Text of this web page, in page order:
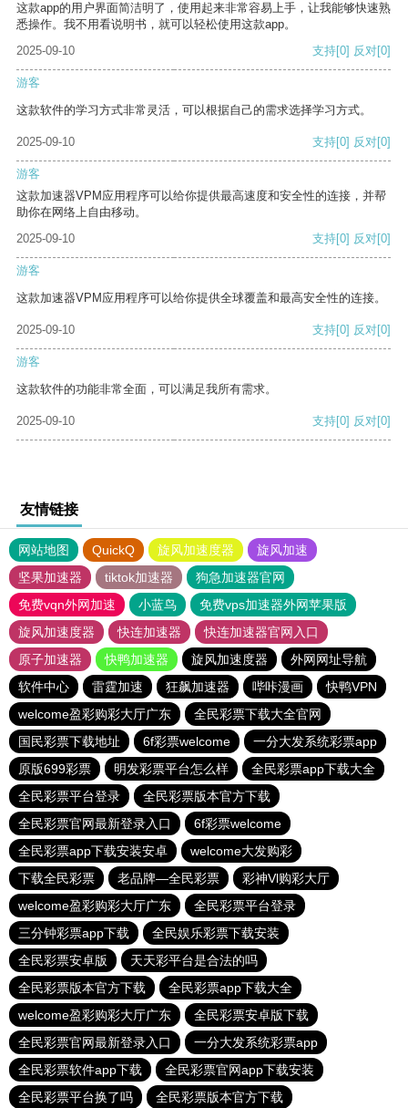
这款app的用户界面简洁明了，使用起来非常容易上手，让我能够快速熟
悉操作。我不用看说明书，就可以轻松使用这款app。
2025-09-10
支持[0] 反对[0]
游客
这款软件的学习方式非常灵活，可以根据自己的需求选择学习方式。
2025-09-10 支持[0] 反对[0]
游客
这款加速器VPM应用程序可以给你提供最高速度和安全性的连接，并帮
助你在网络上自由移动。
2025-09-10
支持[0] 反对[0]
游客
这款加速器VPM应用程序可以给你提供全球覆盖和最高安全性的连接。
2025-09-10 支持[0] 反对[0]
游客
这款软件的功能非常全面，可以满足我所有需求。
2025-09-10 支持[0] 反对[0]
友情链接
网站地图 QuickQ 旋风加速度器
旋风加速
坚果加速器
tiktok加速器
狗急加速器官网
免费vqn外网加速
小蓝鸟
免费vps加速器外网苹果版
旋风加速度器
快连加速器
快连加速器官网入口
原子加速器
快鸭加速器 旋风加速度器
外网网址导航
软件中心
雷霆加速 狂飙加速器 哔咔漫画
快鸭VPN
welcome盈彩购彩大厅广东
全民彩票下载大全官网
国民彩票下载地址
6f彩票welcome
一分大发系统彩票app
原版699彩票
明发彩票平台怎么样
全民彩票app下载大全
全民彩票平台登录
全民彩票版本官方下载
全民彩票官网最新登录入口
6f彩票welcome
全民彩票app下载安装安卓
welcome大发购彩
下载全民彩票
老品牌—全民彩票
彩神Vl购彩大厅
welcome盈彩购彩大厅广东
全民彩票平台登录
三分钟彩票app下载
全民娱乐彩票下载安装
全民彩票安卓版
天天彩平台是合法的吗
全民彩票版本官方下载
全民彩票app下载大全
welcome盈彩购彩大厅广东
全民彩票安卓版下载
全民彩票官网最新登录入口
一分大发系统彩票app
全民彩票软件app下载
全民彩票官网app下载安装
全民彩票平台换了吗
全民彩票版本官方下载